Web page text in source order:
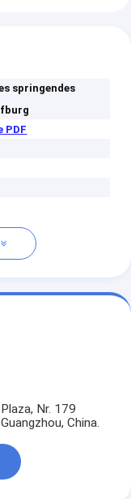
springendes
PDF
Nr. 179
China.